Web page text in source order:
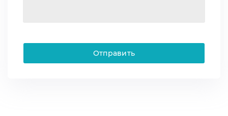
Отправить